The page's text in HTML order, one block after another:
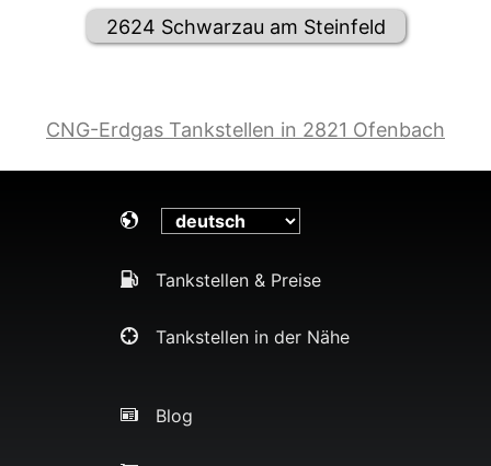
2624 Schwarzau am Steinfeld
CNG-Erdgas Tankstellen in 2821 Ofenbach
Tankstellen & Preise
Tankstellen in der Nähe
Blog